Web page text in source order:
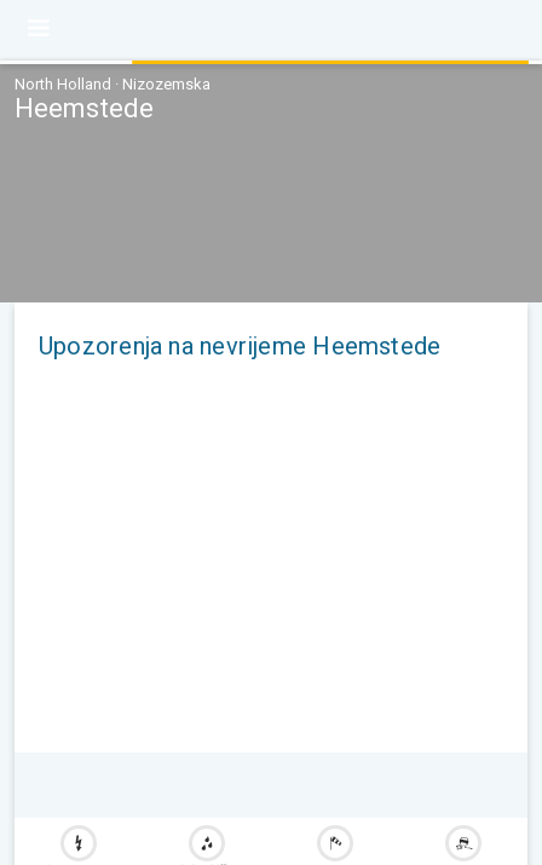
North Holland · Nizozemska
Heemstede
Upozorenja na nevrijeme Heemstede